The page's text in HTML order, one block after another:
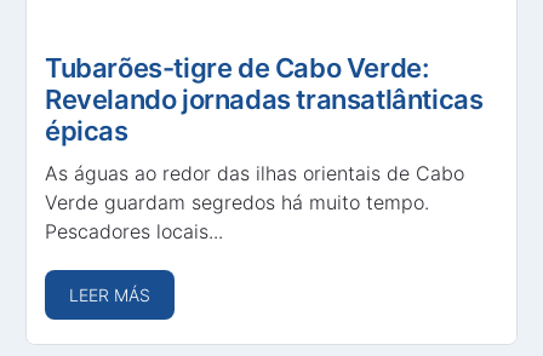
Tubarões-tigre de Cabo Verde:
Revelando jornadas transatlânticas
épicas
As águas ao redor das ilhas orientais de Cabo
Verde guardam segredos há muito tempo.
Pescadores locais...
LEER MÁS